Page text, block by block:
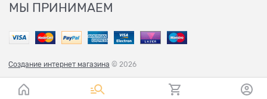
МЫ ПРИНИМАЕМ
Создание интернет магазина © 2026